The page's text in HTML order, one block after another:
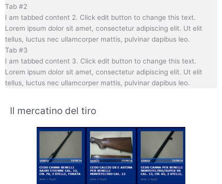
Tab #2
I am tabbed content 2. Click edit button to change this text.
Lorem ipsum dolor sit amet, consectetur adipiscing elit. Ut elit
tellus, luctus nec ullamcorper mattis, pulvinar dapibus leo.
Tab #3
I am tabbed content 3. Click edit button to change this text.
Lorem ipsum dolor sit amet, consectetur adipiscing elit. Ut elit
tellus, luctus nec ullamcorper mattis, pulvinar dapibus leo.
Il mercatino del tiro